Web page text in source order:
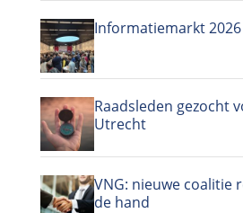
Informatiemarkt
Raadsleden gezocht
Utrecht
VNG: nieuwe coalitie
de hand